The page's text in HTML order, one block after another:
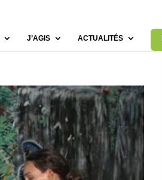
J’AGIS ACTUALITÉS